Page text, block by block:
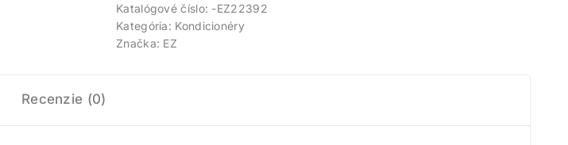
Katalógové číslo: -EZ22392
Kategória: Kondicionéry
Značka: EZ
Recenzie (0)